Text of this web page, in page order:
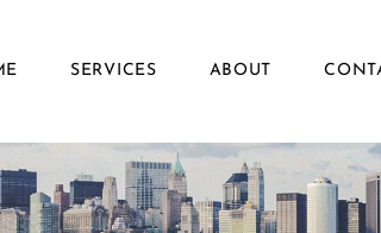
SERVICES ABOUT